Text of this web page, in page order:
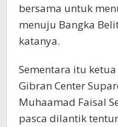
bersama untuk
menuju Bangka
katanya.
Sementara itu
Gibran Center
Muhaamad Faisal
pasca dilantik